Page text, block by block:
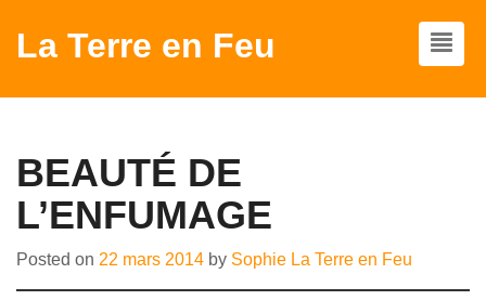
La Terre en Feu
BEAUTÉ DE
L’ENFUMAGE
Posted on 22 mars 2014 by Sophie La Terre en Feu